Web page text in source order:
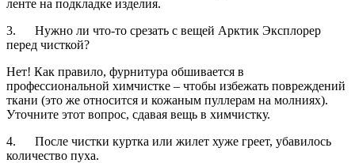
ленте на подкладке изделия.
3. Нужно ли что-то срезать с вещей Арктик Эксплорер
перед чисткой?
Нет! Как правило, фурнитура обшивается в
профессиональной химчистке – чтобы избежать повреждений
ткани (это же относится и кожаным пуллерам на молниях).
Уточните этот вопрос, сдавая вещь в химчистку.
4. После чистки куртка или жилет хуже греет, убавилось
количество пуха.